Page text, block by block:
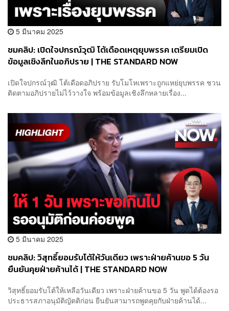
5 มีนาคม 2025
ชมคลิป: เปิดใจปกรณ์วุฒิ โต้เดือดเหตุยุบพรรค เตรียมเปิด
ข้อมูลเชิงลึกในอภิปราย | THE STANDARD NOW
เปิดใจปกรณ์วุฒิ โต้เดือดอภิปราย รับโมโหเพราะถูกแหย่ยุบพรรค ชวน
ติดตามอภิปรายไม่ไว้วางใจ พร้อมข้อมูลเชิงลึกหลายเรื่อง...
5 มีนาคม 2025
ชมคลิป: วิสุทธิ์ยอมรับโต้ให้วันเดียว เพราะฝ่ายค้านขอ 5 วัน
ยืนยันคุยฝ่ายค้านได้ | THE STANDARD NOW
วิสุทธิ์ยอมรับโต้ให้เหลือวันเดียว เพราะฝ่ายค้านขอ 5 วัน พูดได้ต้องรอ
ประธารสภาอนุมัติญัตติก่อน ยืนยันสามารถพูดคุยกับฝ่ายค้านได้...